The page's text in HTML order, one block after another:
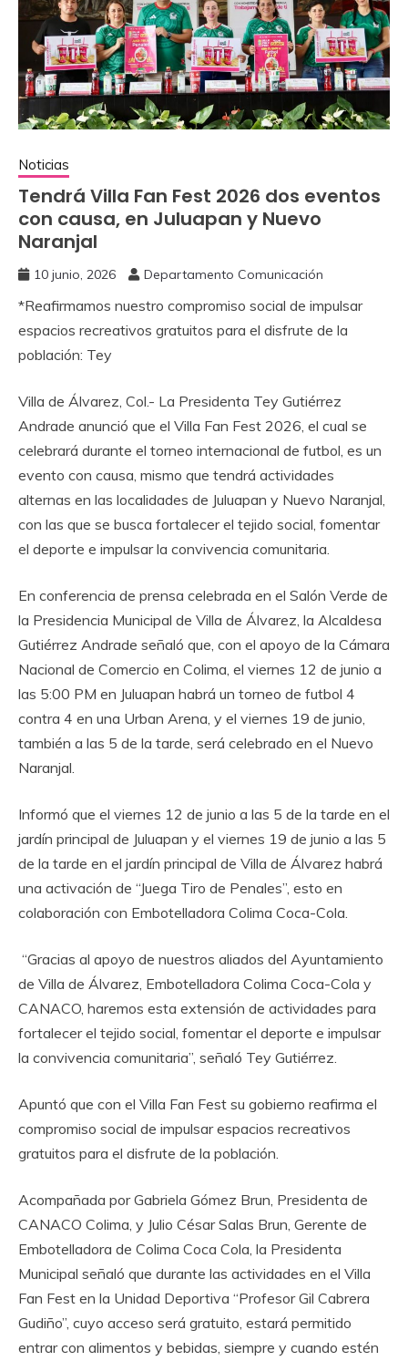
Noticias
Tendrá Villa Fan Fest 2026 dos eventos
con causa, en Juluapan y Nuevo
Naranjal
10 junio, 2026 Departamento Comunicación
‎*Reafirmamos nuestro compromiso social de impulsar
espacios recreativos gratuitos para el disfrute de la
población: Tey
‎Villa de Álvarez, Col.- La Presidenta Tey Gutiérrez
Andrade anunció que el Villa Fan Fest 2026, el cual se
celebrará durante el torneo internacional de futbol, es un
evento con causa, mismo que tendrá actividades
alternas en las localidades de Juluapan y Nuevo Naranjal,
con las que se busca fortalecer el tejido social, fomentar
el deporte e impulsar la convivencia comunitaria.
‎En conferencia de prensa celebrada en el Salón Verde de
la Presidencia Municipal de Villa de Álvarez, la Alcaldesa
Gutiérrez Andrade señaló que, con el apoyo de la Cámara
Nacional de Comercio en Colima, el viernes 12 de junio a
las 5:00 PM en Juluapan habrá un torneo de futbol 4
contra 4 en una Urban Arena, y el viernes 19 de junio,
también a las 5 de la tarde, será celebrado en el Nuevo
Naranjal.
‎Informó que el viernes 12 de junio a las 5 de la tarde en el
jardín principal de Juluapan y el viernes 19 de junio a las 5
de la tarde en el jardín principal de Villa de Álvarez habrá
una activación de “Juega Tiro de Penales”, esto en
colaboración con Embotelladora Colima Coca-Cola.
‎ “Gracias al apoyo de nuestros aliados del Ayuntamiento
de Villa de Álvarez, Embotelladora Colima Coca-Cola y
CANACO, haremos esta extensión de actividades para
fortalecer el tejido social, fomentar el deporte e impulsar
la convivencia comunitaria”, señaló Tey Gutiérrez.
‎Apuntó que con el Villa Fan Fest su gobierno reafirma el
compromiso social de impulsar espacios recreativos
gratuitos para el disfrute de la población.
‎Acompañada por Gabriela Gómez Brun, Presidenta de
CANACO Colima, y Julio César Salas Brun, Gerente de
Embotelladora de Colima Coca Cola, la Presidenta
Municipal señaló que durante las actividades en el Villa
Fan Fest en la Unidad Deportiva “Profesor Gil Cabrera
Gudiño”, cuyo acceso será gratuito, estará permitido
entrar con alimentos y bebidas, siempre y cuando estén